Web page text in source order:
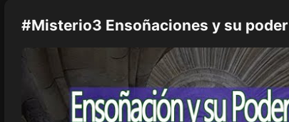
#Misterio3 Ensoñaciones y su poder